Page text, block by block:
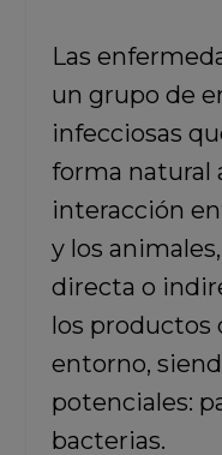
Las
un grupo de
infecciosas
forma natural
interacción
y los
directa o
los productos
entorno,
potenciales:
bacterias.